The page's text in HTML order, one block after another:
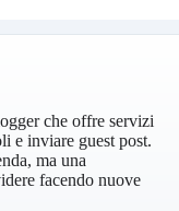
che offre servizi
e inviare guest post.
ma una
facendo nuove